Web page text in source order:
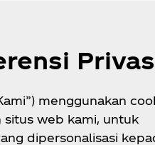
World CupTM
langsung pada
menggunakan
web kami, untuk
dipersonalisasi